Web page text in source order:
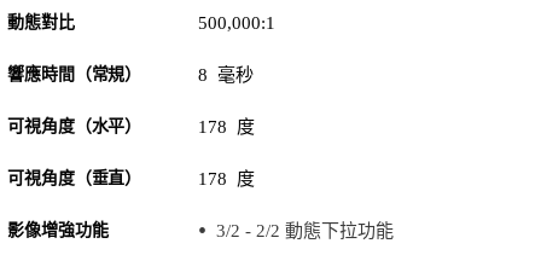
動態對比 500,000:1
響應時間（常規） 8 毫秒
可視角度（水平） 178 度
可視角度（垂直） 178 度
影像增強功能
3/2 - 2/2 動態下拉功能